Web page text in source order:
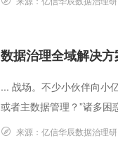
数据治理全域解决
... 战场。不少小伙伴向小
或者主数据管理？”诸多
来源： 亿信华辰数据治理